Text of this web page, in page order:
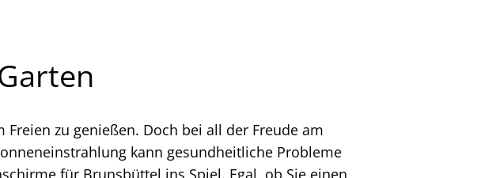
zu genießen. Doch bei all der Freude am
kann gesundheitliche Probleme
für Brunsbüttel ins Spiel. Egal, ob Sie einen